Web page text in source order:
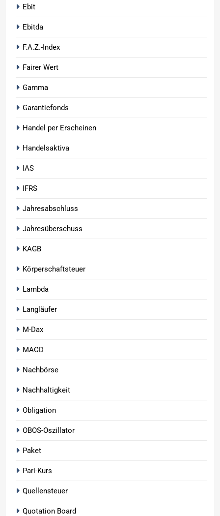
Ebit
Ebitda
F.A.Z.-Index
Fairer Wert
Gamma
Garantiefonds
Handel per Erscheinen
Handelsaktiva
IAS
IFRS
Jahresabschluss
Jahresüberschuss
KAGB
Körperschaftsteuer
Lambda
Langläufer
M-Dax
MACD
Nachbörse
Nachhaltigkeit
Obligation
OBOS-Oszillator
Paket
Pari-Kurs
Quellensteuer
Quotation Board